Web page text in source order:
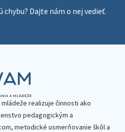
Dajte nám o nej vedieť.
realizuje činnosti ako
pedagogickým a
metodické usmerňovanie škôl a